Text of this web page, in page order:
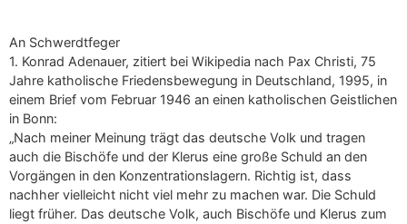
An Schwerdtfeger
1. Konrad Adenauer, zitiert bei Wikipedia nach Pax Christi, 75
Jahre katholische Friedensbewegung in Deutschland, 1995, in
einem Brief vom Februar 1946 an einen katholischen Geistlichen
in Bonn:
„Nach meiner Meinung trägt das deutsche Volk und tragen
auch die Bischöfe und der Klerus eine große Schuld an den
Vorgängen in den Konzentrationslagern. Richtig ist, dass
nachher vielleicht nicht viel mehr zu machen war. Die Schuld
liegt früher. Das deutsche Volk, auch Bischöfe und Klerus zum